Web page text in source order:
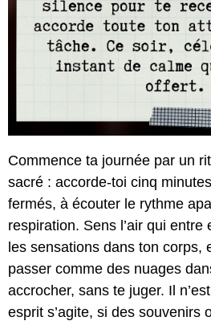
Commence ta journée par un
sacré : accorde-toi cinq
fermés, à écouter le rythme
respiration. Sens l’air qui entre
les sensations dans ton corps,
passer comme des nuages
accrocher, sans te juger. Il
esprit s’agite, si des souvenirs